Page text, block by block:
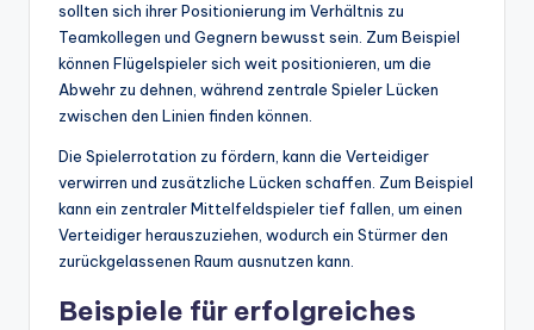
sollten sich ihrer Positionierung im Verhältnis zu
Teamkollegen und Gegnern bewusst sein. Zum Beispiel
können Flügelspieler sich weit positionieren, um die
Abwehr zu dehnen, während zentrale Spieler Lücken
zwischen den Linien finden können.
Die Spielerrotation zu fördern, kann die Verteidiger
verwirren und zusätzliche Lücken schaffen. Zum Beispiel
kann ein zentraler Mittelfeldspieler tief fallen, um einen
Verteidiger herauszuziehen, wodurch ein Stürmer den
zurückgelassenen Raum ausnutzen kann.
Beispiele für erfolgreiches